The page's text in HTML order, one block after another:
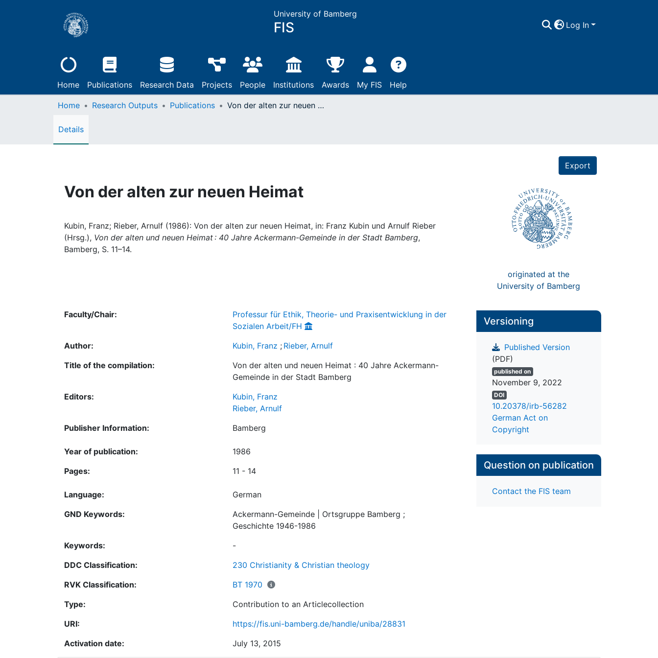
University of Bamberg
FIS Log In
Home Publications Research Data Projects People Institutions Awards My FIS Help
Home Research Outputs Publications Von der alten zur neuen Heimat
Details
Export
Von der alten zur neuen Heimat
Kubin, Franz; Rieber, Arnulf (1986): Von der alten zur neuen Heimat, in: Franz Kubin und Arnulf Rieber
(Hrsg.), Von der alten und neuen Heimat : 40 Jahre Ackermann-Gemeinde in der Stadt Bamberg,
Bamberg, S. 11–14.
originated at the
University of Bamberg
Faculty/Chair:
Professur für Ethik, Theorie- und Praxisentwicklung in der
Sozialen Arbeit/FH
Author:
Kubin, Franz ; Rieber, Arnulf
Title of the compilation:
Von der alten und neuen Heimat : 40 Jahre Ackermann-
Gemeinde in der Stadt Bamberg
Editors:
Kubin, Franz
Rieber, Arnulf
Publisher Information:
Bamberg
Year of publication:
1986
Pages:
11 - 14
Language:
German
GND Keywords:
Ackermann-Gemeinde | Ortsgruppe Bamberg ;
Geschichte 1946-1986
Keywords:
-
DDC Classification:
230 Christianity & Christian theology
RVK Classification:
BT 1970
Type:
Contribution to an Articlecollection
URI:
https://fis.uni-bamberg.de/handle/uniba/28831
Activation date:
July 13, 2015
Versioning
Published Version
(PDF)
published on
November 9, 2022
DOI
10.20378/irb-56282
German Act on
Copyright
Question on publication
Contact the FIS team